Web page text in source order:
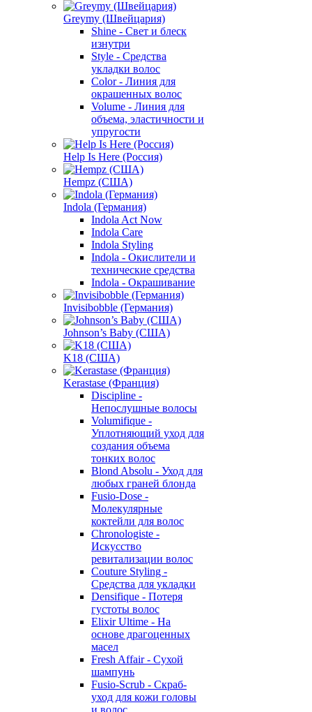
Greymy (Швейцария)
Shine - Свет и блеск
изнутри
Style - Средства
укладки волос
Color - Линия для
окрашенных волос
Volume - Линия для
объема, эластичности и
упругости
Help Is Here (Россия)
Hempz (США)
Indola (Германия)
Indola Act Now
Indola Care
Indola Styling
Indola - Окислители и
технические средства
Indola - Окрашивание
Invisibobble (Германия)
Johnson’s Baby (США)
K18 (США)
Kerastase (Франция)
Discipline -
Непослушные волосы
Volumifique -
Уплотняющий уход для
создания объема
тонких волос
Blond Absolu - Уход для
любых граней блонда
Fusio-Dose -
Молекулярные
коктейли для волос
Chronologiste -
Искусство
ревитализации волос
Couture Styling -
Средства для укладки
Densifique - Потеря
густоты волос
Elixir Ultime - На
основе драгоценных
масел
Fresh Affair - Сухой
шампунь
Fusio-Scrub - Скраб-
уход для кожи головы
и волос